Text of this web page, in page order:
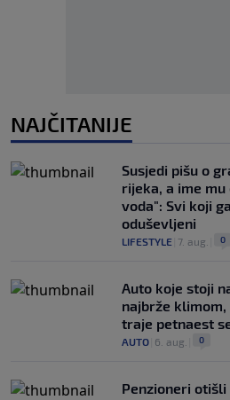
NAJČITANIJE
Susjedi pišu o
rijeka, a ime
voda": Svi koji
oduševljeni
LIFESTYLE 7. aug. 0
Auto koje stoji
najbrže
traje petnaest
AUTO 6. aug. 0
Penzioneri